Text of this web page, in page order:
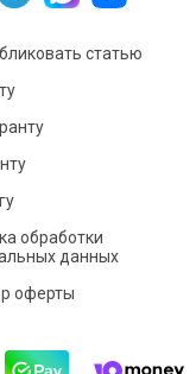
статью
обработки
данных
оферты